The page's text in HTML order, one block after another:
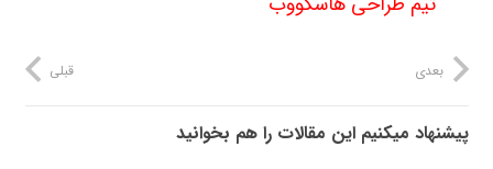
قبلی بعدی
پیشنهاد میکنیم این مقالات را هم بخوانید